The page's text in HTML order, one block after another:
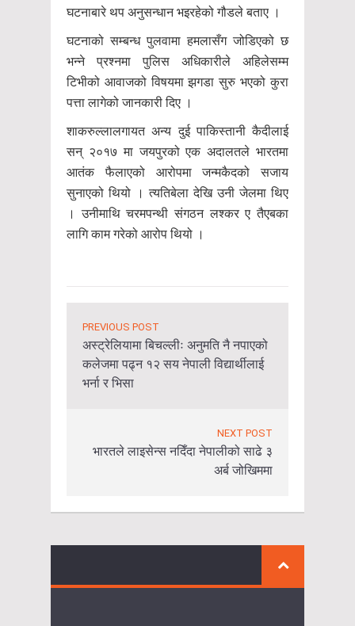
घटनाबारे थप अनुसन्धान भइरहेको गौडले बताए ।
घटनाको सम्बन्ध पुलवामा हमलासँग जोडिएको छ
भन्ने प्रश्नमा पुलिस अधिकारीले अहिलेसम्म
टिभीको आवाजको विषयमा झगडा सुरु भएको कुरा
पत्ता लागेको जानकारी दिए ।
शाकरुल्लालगायत अन्य दुई पाकिस्तानी कैदीलाई
सन् २०१७ मा जयपुरको एक अदालतले भारतमा
आतंक फैलाएको आरोपमा जन्मकैदको सजाय
सुनाएको थियो । त्यतिबेला देखि उनी जेलमा थिए
। उनीमाथि चरमपन्थी संगठन लश्कर ए तैएबका
लागि काम गरेको आरोप थियो ।
PREVIOUS POST
अस्ट्रेलियामा बिचल्लीः अनुमति नै नपाएको
कलेजमा पढ्न १२ सय नेपाली विद्यार्थीलाई
भर्ना र भिसा
NEXT POST
भारतले लाइसेन्स नदिँदा नेपालीको साढे ३
अर्ब जोखिममा